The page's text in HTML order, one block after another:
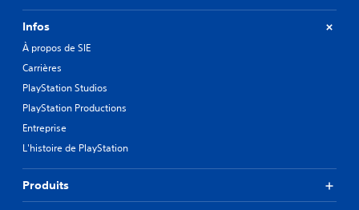
Infos
À propos de SIE
Carrières
PlayStation Studios
PlayStation Productions
Entreprise
L'histoire de PlayStation
Produits